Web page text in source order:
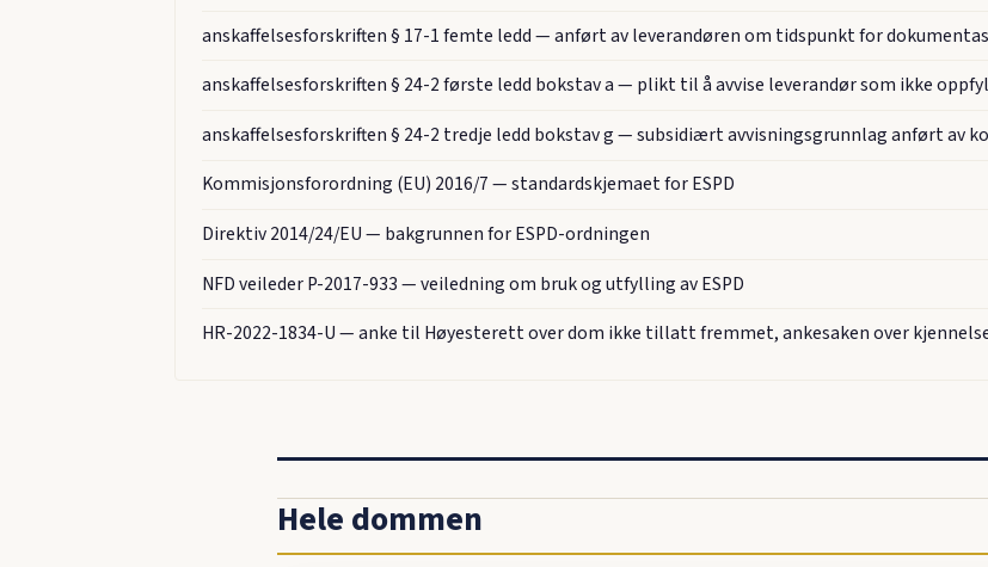
anskaffelsesforskriften § 17-1 femte ledd — anført av leverandøren om tidspunkt for
anskaffelsesforskriften § 24-2 første ledd bokstav a — plikt til å avvise leverandør som ikke
anskaffelsesforskriften § 24-2 tredje ledd bokstav g — subsidiært avvisningsgrunnlag anført av
Kommisjonsforordning (EU) 2016/7 — standardskjemaet for ESPD
Direktiv 2014/24/EU — bakgrunnen for ESPD-ordningen
NFD veileder P-2017-933 — veiledning om bruk og utfylling av ESPD
HR-2022-1834-U — anke til Høyesterett over dom ikke tillatt fremmet, ankesaken over
Hele dommen